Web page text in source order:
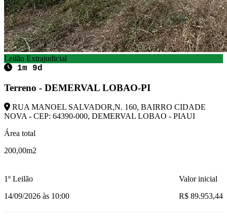
Leilão Extrajudicial
1m 9d
Terreno - DEMERVAL LOBAO-PI
RUA MANOEL SALVADOR,N. 160, BAIRRO CIDADE
NOVA - CEP: 64390-000, DEMERVAL LOBAO - PIAUI
Área total
200,00m2
1º Leilão
14/09/2026 às 10:00
Valor inicial
R$ 89.953,44